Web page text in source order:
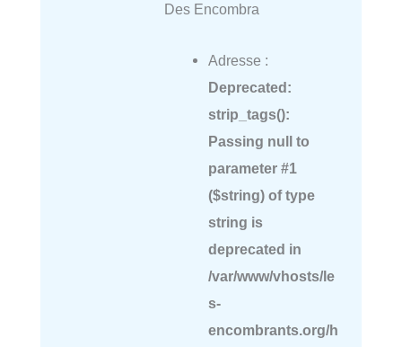
Des Encombra
Adresse :
Deprecated:
strip_tags():
Passing null to
parameter #1
($string) of type
string is
deprecated in
/var/www/vhosts/le
s-
encombrants.org/h